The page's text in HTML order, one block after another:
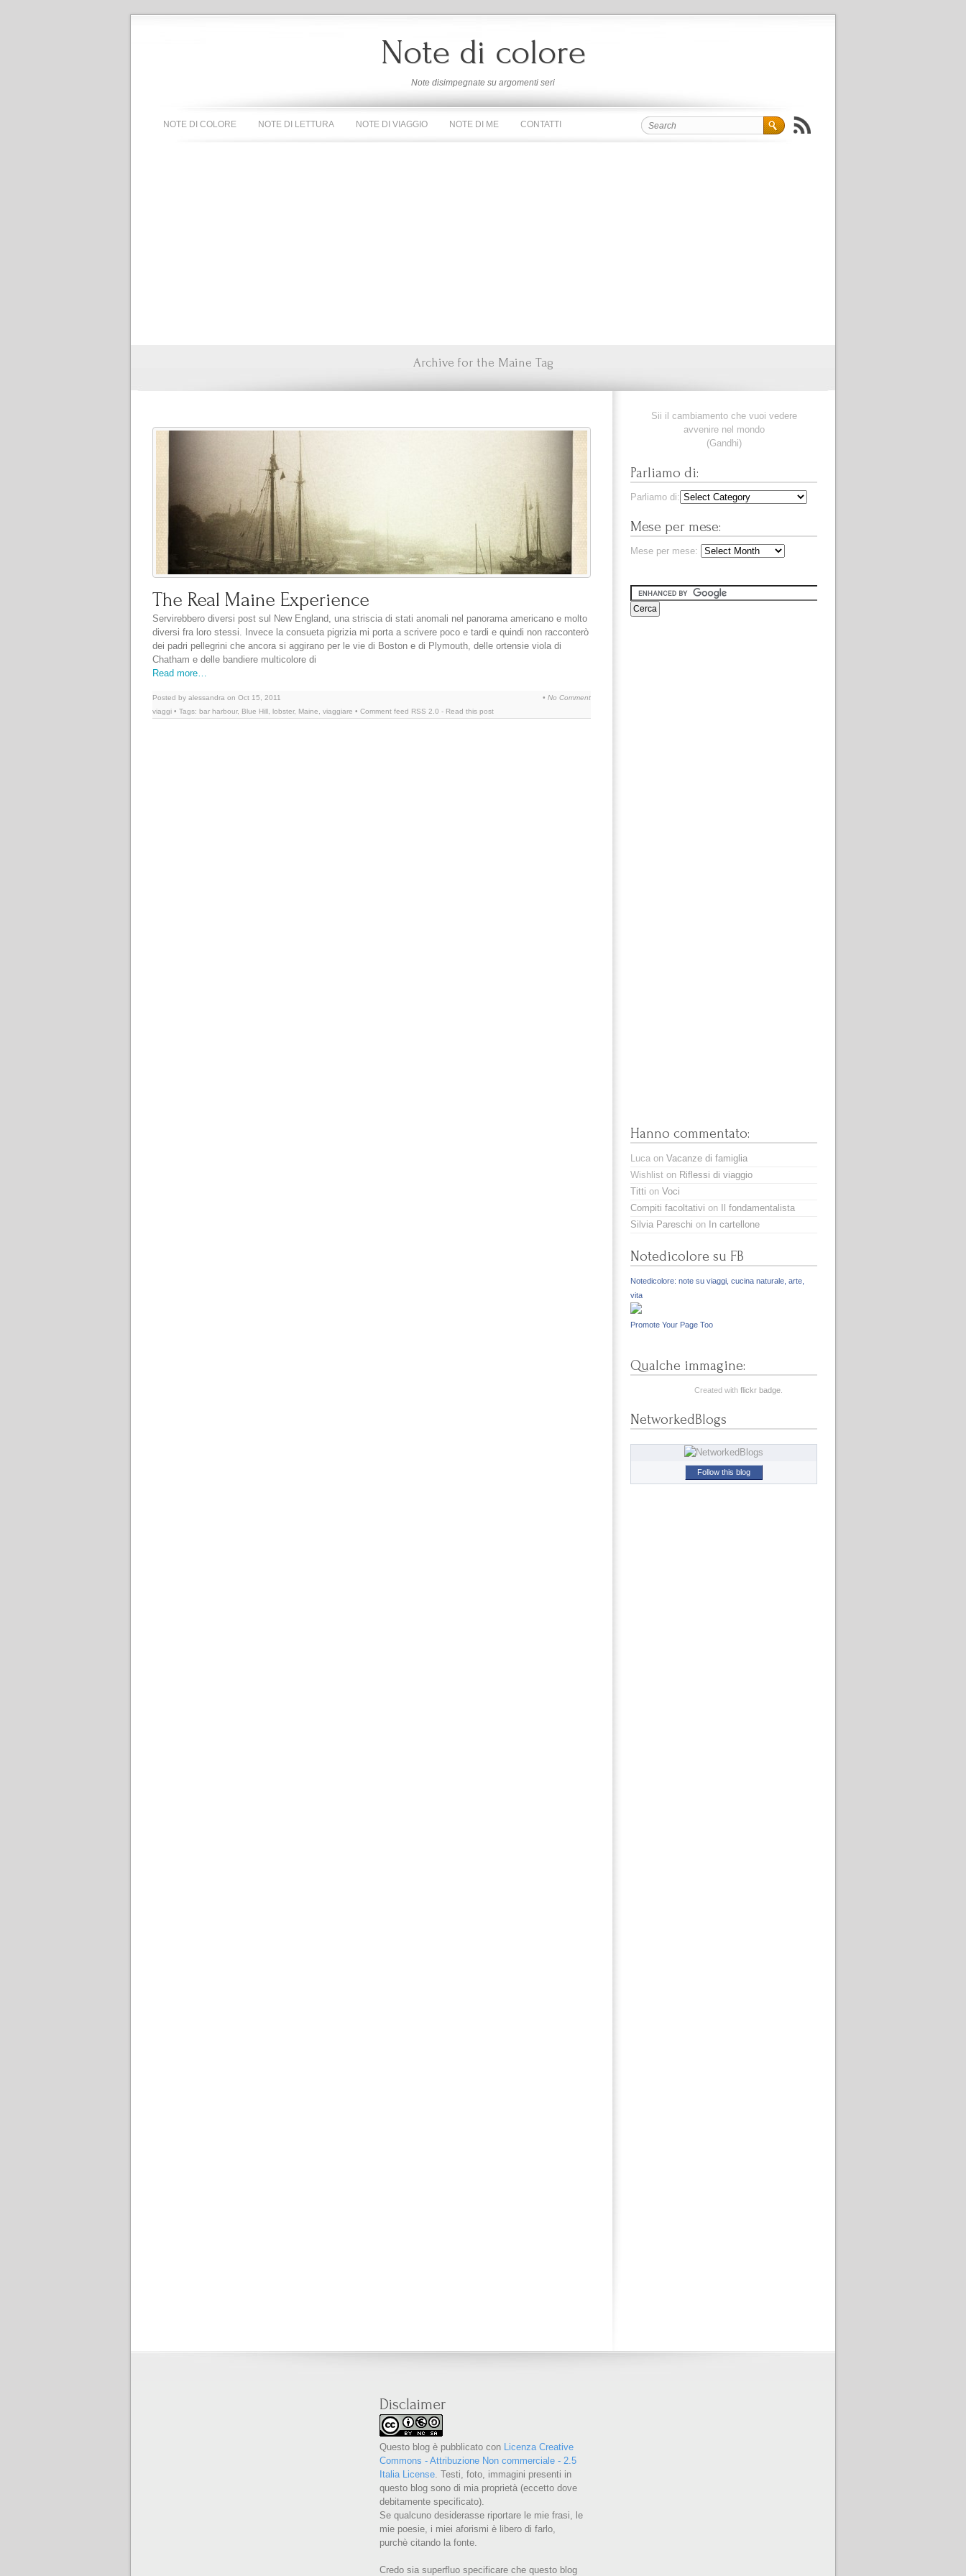
Note di colore
Note disimpegnate su argomenti seri
NOTE DI COLORE NOTE DI LETTURA NOTE DI VIAGGIO NOTE DI ME CONTATTI
Archive for the Maine Tag
The Real Maine Experience
Servirebbero diversi post sul New England, una striscia di stati anomali nel panorama americano e molto
diversi fra loro stessi. Invece la consueta pigrizia mi porta a scrivere poco e tardi e quindi non racconterò
dei padri pellegrini che ancora si aggirano per le vie di Boston e di Plymouth, delle ortensie viola di
Chatham e delle bandiere multicolore di
Read more…
Posted by alessandra on Oct 15, 2011
viaggi • Tags: bar harbour, Blue Hill lobster, Maine viaggiare • Comment feed RSS 2.0 - Read this post
• No Comment
Sii il cambiamento che vuoi vedere
avvenire nel mondo
(Gandhi)
Parliamo di:
Parliamo di:
Mese per mese:
Mese per mese:
Hanno commentato:
Luca on Vacanze di famiglia
Wishlist on Riflessi di viaggio
Titti on Voci
Compiti facoltativi on
Il fondamentalista
Silvia Pareschi on In cartellone
Notedicolore su FB
Notedicolore: note su viaggi, cucina naturale, arte,
vita
Promote Your Page Too
Qualche immagine:
Created with flickr badge.
NetworkedBlogs
Follow this blog
Disclaimer
Questo blog è pubblicato con Licenza Creative
Commons - Attribuzione Non commerciale - 2.5
Italia License. Testi, foto, immagini presenti in
questo blog sono di mia proprietà (eccetto dove
debitamente specificato).
Se qualcuno desiderasse riportare le mie frasi, le
mie poesie, i miei aforismi è libero di farlo,
purchè citando la fonte.
Credo sia superfluo specificare che questo blog